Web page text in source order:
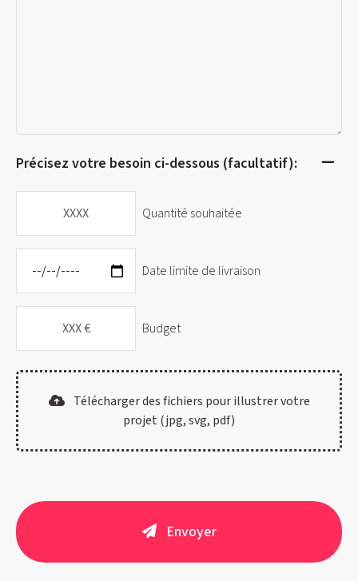
Précisez votre besoin ci-dessous (facultatif):
Quantité souhaitée
Date limite de livraison
Budget
projet (jpg, svg, pdf)
Envoyer